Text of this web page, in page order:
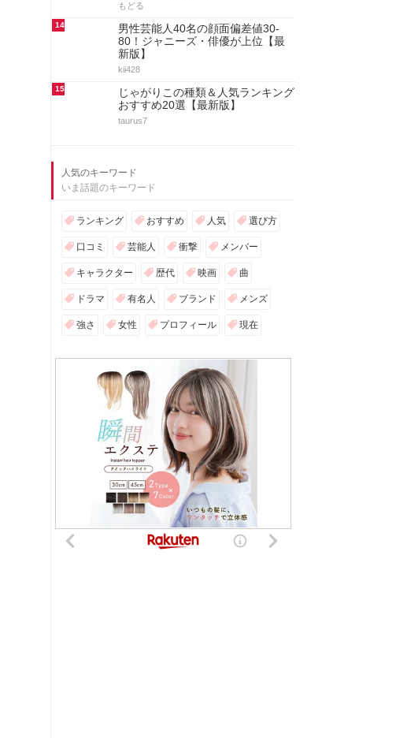
もどる
14
男性芸能人40名の顔面偏差値30-
80！ジャニーズ・俳優が上位【最
新版】
kii428
15
じゃがりこの種類＆人気ランキング
おすすめ20選【最新版】
taurus7
人気のキーワード
いま話題のキーワード
ランキング おすすめ 人気 選び方
口コミ 芸能人 衝撃 メンバー
キャラクター 歴代 映画 曲
ドラマ 有名人 ブランド メンズ
強さ 女性 プロフィール 現在